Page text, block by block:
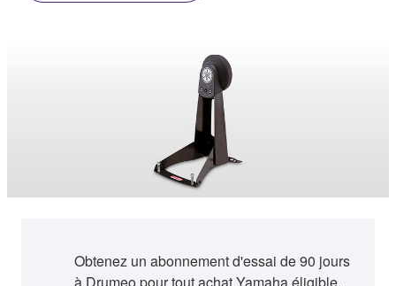
Obtenez un abonnement d'essai de 90 jours